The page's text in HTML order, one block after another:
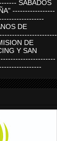
SABADOS
-----------------
DE
DE
Y SAN
----------------------